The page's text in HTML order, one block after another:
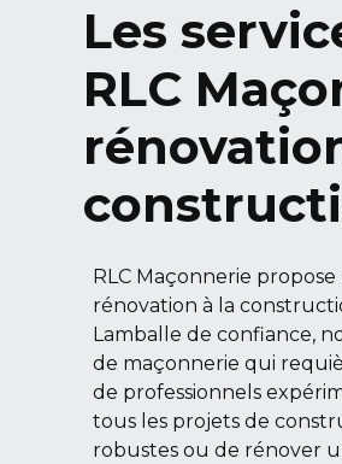
Les
RLC
RLC Maçonnerie
rénovation à la
Lamballe de confiance,
de maçonnerie qui
de professionnels
tous les projets de
robustes ou de rénover